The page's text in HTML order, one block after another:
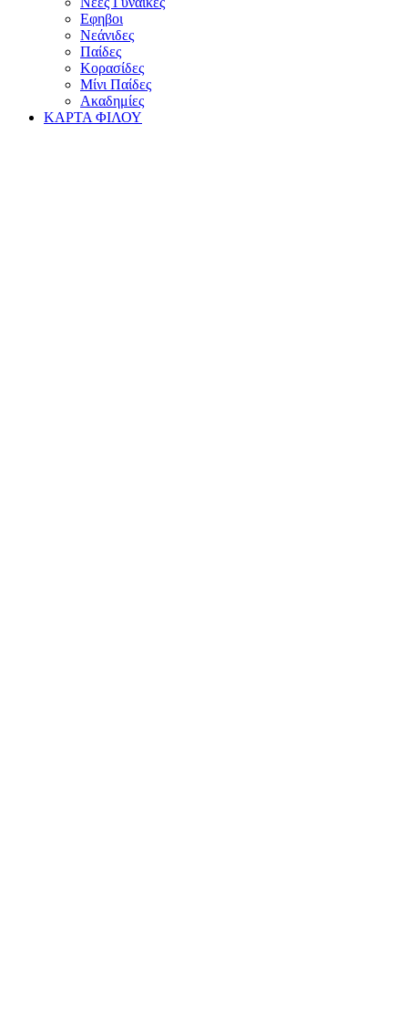
Εφηβοι
Νεάνιδες
Παίδες
Κορασίδες
Μίνι Παίδες
Ακαδημίες
ΚΑΡΤΑ ΦΙΛΟΥ